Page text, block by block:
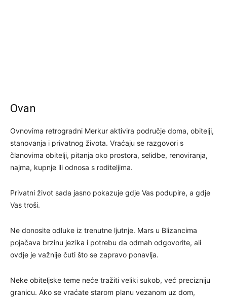
Ovan
Ovnovima retrogradni Merkur aktivira područje doma, obitelji,
stanovanja i privatnog života. Vraćaju se razgovori s
članovima obitelji, pitanja oko prostora, selidbe, renoviranja,
najma, kupnje ili odnosa s roditeljima.
Privatni život sada jasno pokazuje gdje Vas podupire, a gdje
Vas troši.
Ne donosite odluke iz trenutne ljutnje. Mars u Blizancima
pojačava brzinu jezika i potrebu da odmah odgovorite, ali
ovdje je važnije čuti što se zapravo ponavlja.
Neke obiteljske teme neće tražiti veliki sukob, već precizniju
granicu. Ako se vraćate starom planu vezanom uz dom,